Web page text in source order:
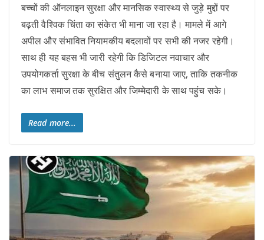
बच्चों की ऑनलाइन सुरक्षा और मानसिक स्वास्थ्य से जुड़े मुद्दों पर
बढ़ती वैश्विक चिंता का संकेत भी माना जा रहा है। मामले में आगे
अपील और संभावित नियामकीय बदलावों पर सभी की नजर रहेगी।
साथ ही यह बहस भी जारी रहेगी कि डिजिटल नवाचार और
उपयोगकर्ता सुरक्षा के बीच संतुलन कैसे बनाया जाए, ताकि तकनीक
का लाभ समाज तक सुरक्षित और जिम्मेदारी के साथ पहुंच सके।
Read more...